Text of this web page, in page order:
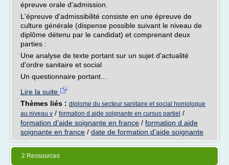
épreuve orale d'admission.
L'épreuve d'admissibilité consiste en une épreuve de
culture générale (dispense possible suivant le niveau de
diplôme détenu par le candidat) et comprenant deux
parties :
Une analyse de texte portant sur un sujet d'actualité
d'ordre sanitaire et social
Un questionnaire portant...
Lire la suite
Thèmes liés : diplome du secteur sanitaire et social homologue
au niveau v / formation d aide soignante en cursus partiel /
formation d'aide soignante en france / formation d aide
soignante en france / date de formation d'aide soignante
2 Ressources